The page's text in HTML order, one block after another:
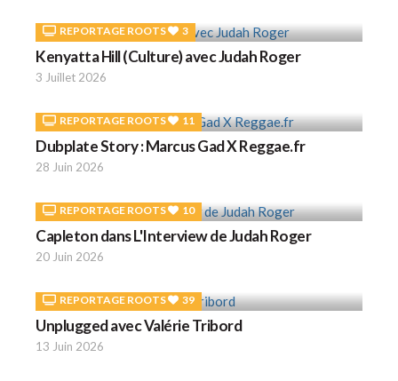
REPORTAGE ROOTS 3
Kenyatta Hill (Culture) avec Judah Roger
3 Juillet 2026
REPORTAGE ROOTS 11
Dubplate Story : Marcus Gad X Reggae.fr
28 Juin 2026
REPORTAGE ROOTS 10
Capleton dans L'Interview de Judah Roger
20 Juin 2026
REPORTAGE ROOTS 39
Unplugged avec Valérie Tribord
13 Juin 2026